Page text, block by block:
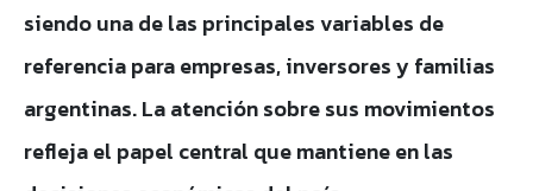
siendo una de las principales variables de
referencia para empresas, inversores y familias
argentinas. La atención sobre sus movimientos
refleja el papel central que mantiene en las